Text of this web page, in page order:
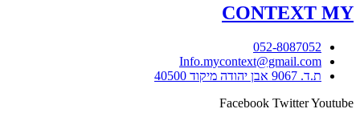
CONTEXT MY
052-8087052
Info.mycontext@gmail.com
ת.ד. 9067 אבן יהודה מיקוד 40500
Facebook TwitterYoutube